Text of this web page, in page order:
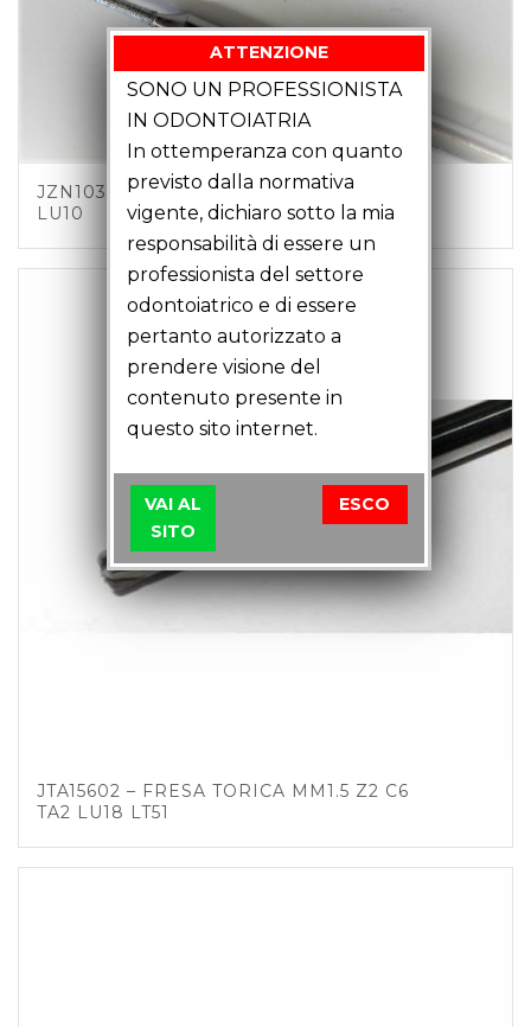
JZN10301 – MOLA SFERICA D1 C3 LT43
LU10
JTA15602 – FRESA TORICA MM1.5 Z2 C6
TA2 LU18 LT51
ATTENZIONE
SONO UN PROFESSIONISTA
IN ODONTOIATRIA
In ottemperanza con quanto
previsto dalla normativa
vigente, dichiaro sotto la mia
responsabilità di essere un
professionista del settore
odontoiatrico e di essere
pertanto autorizzato a
prendere visione del
contenuto presente in
questo sito internet.
VAI AL
SITO
ESCO